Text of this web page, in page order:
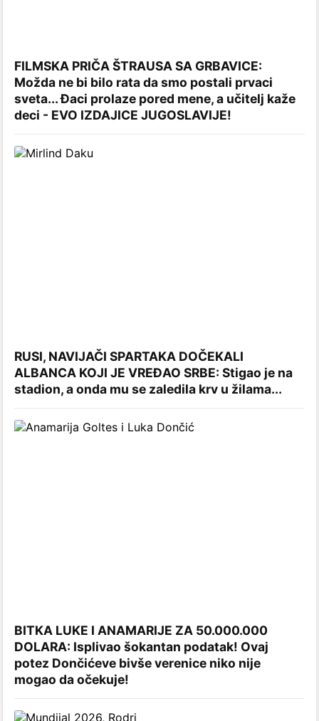
FILMSKA PRIČA ŠTRAUSA SA GRBAVICE:
Možda ne bi bilo rata da smo postali prvaci
sveta... Đaci prolaze pored mene, a učitelj kaže
deci - EVO IZDAJICE JUGOSLAVIJE!
RUSI, NAVIJAČI SPARTAKA DOČEKALI
ALBANCA KOJI JE VREĐAO SRBE: Stigao je na
stadion, a onda mu se zaledila krv u žilama...
BITKA LUKE I ANAMARIJE ZA 50.000.000
DOLARA: Isplivao šokantan podatak! Ovaj
potez Dončićeve bivše verenice niko nije
mogao da očekuje!